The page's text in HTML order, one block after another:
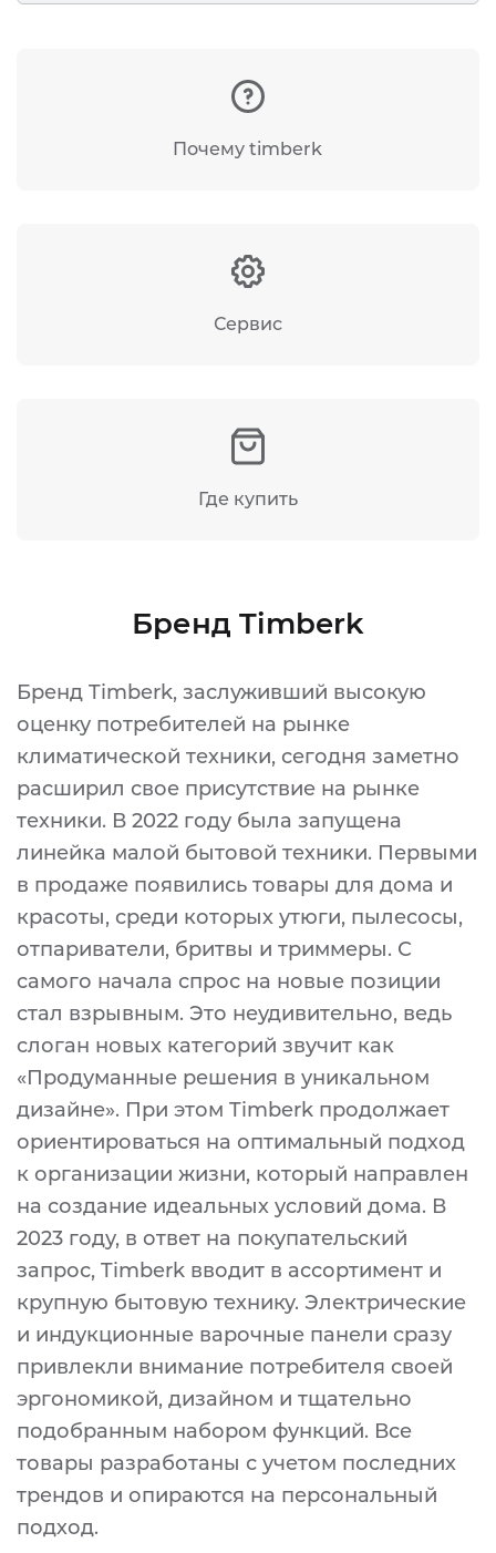
Почему timberk
Сервис
Где купить
Бренд Timberk
Бренд Timberk, заслуживший высокую
оценку потребителей на рынке
климатической техники, сегодня заметно
расширил свое присутствие на рынке
техники. В 2022 году была запущена
линейка малой бытовой техники. Первыми
в продаже появились товары для дома и
красоты, среди которых утюги, пылесосы,
отпариватели, бритвы и триммеры. С
самого начала спрос на новые позиции
стал взрывным. Это неудивительно, ведь
слоган новых категорий звучит как
«Продуманные решения в уникальном
дизайне». При этом Timberk продолжает
ориентироваться на оптимальный подход
к организации жизни, который направлен
на создание идеальных условий дома. В
2023 году, в ответ на покупательский
запрос, Timberk вводит в ассортимент и
крупную бытовую технику. Электрические
и индукционные варочные панели сразу
привлекли внимание потребителя своей
эргономикой, дизайном и тщательно
подобранным набором функций. Все
товары разработаны с учетом последних
трендов и опираются на персональный
подход.